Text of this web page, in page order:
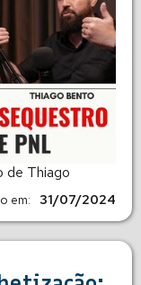
de Thiago
em: 31/07/2024